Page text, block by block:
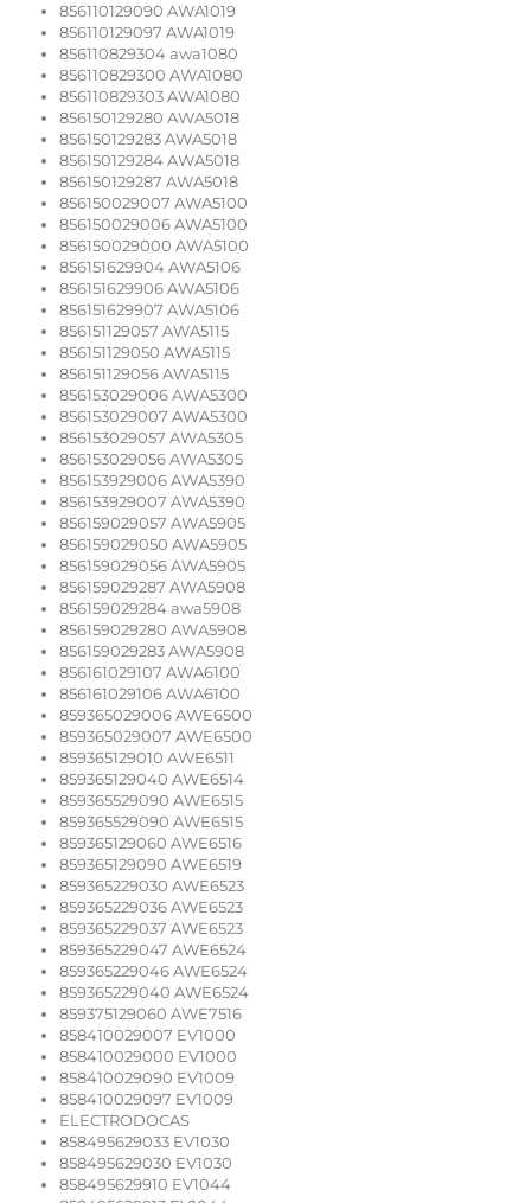
856110129090 AWA1019
856110129097 AWA1019
856110829304 awa1080
856110829300 AWA1080
856110829303 AWA1080
856150129280 AWA5018
856150129283 AWA5018
856150129284 AWA5018
856150129287 AWA5018
856150029007 AWA5100
856150029006 AWA5100
856150029000 AWA5100
856151629904 AWA5106
856151629906 AWA5106
856151629907 AWA5106
856151129057 AWA5115
856151129050 AWA5115
856151129056 AWA5115
856153029006 AWA5300
856153029007 AWA5300
856153029057 AWA5305
856153029056 AWA5305
856153929006 AWA5390
856153929007 AWA5390
856159029057 AWA5905
856159029050 AWA5905
856159029056 AWA5905
856159029287 AWA5908
856159029284 awa5908
856159029280 AWA5908
856159029283 AWA5908
856161029107 AWA6100
856161029106 AWA6100
859365029006 AWE6500
859365029007 AWE6500
859365129010 AWE6511
859365129040 AWE6514
859365529090 AWE6515
859365529090 AWE6515
859365129060 AWE6516
859365129090 AWE6519
859365229030 AWE6523
859365229036 AWE6523
859365229037 AWE6523
859365229047 AWE6524
859365229046 AWE6524
859365229040 AWE6524
859375129060 AWE7516
858410029007 EV1000
858410029000 EV1000
858410029090 EV1009
858410029097 EV1009
ELECTRODOCAS
858495629033 EV1030
858495629030 EV1030
858495629910 EV1044